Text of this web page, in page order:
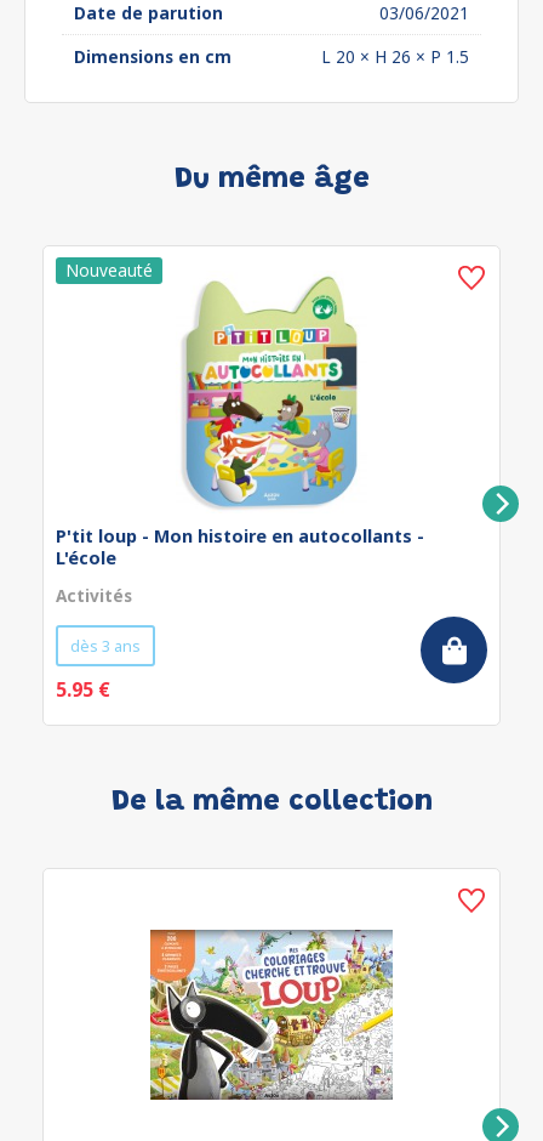
Date de parution
03/06/2021
Dimensions en cm
L 20 × H 26 × P 1.5
Du même âge
P'tit loup - Mon histoire en autocollants -
L'école
Activités
dès 3 ans
5.95 €
De la même collection